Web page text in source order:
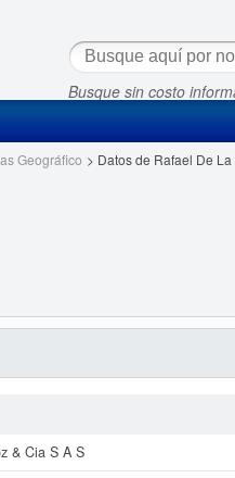
Busque sin costo
Geográfico > Datos de Rafael De
& Cia S A S